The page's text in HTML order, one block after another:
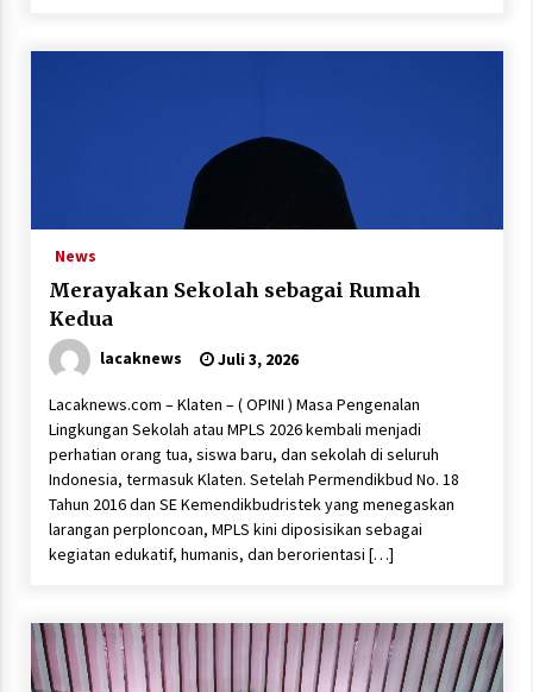
News
Merayakan Sekolah sebagai Rumah
Kedua
lacaknews Juli 3, 2026
Lacaknews.com – Klaten – ( OPINI ) Masa Pengenalan
Lingkungan Sekolah atau MPLS 2026 kembali menjadi
perhatian orang tua, siswa baru, dan sekolah di seluruh
Indonesia, termasuk Klaten. Setelah Permendikbud No. 18
Tahun 2016 dan SE Kemendikbudristek yang menegaskan
larangan perploncoan, MPLS kini diposisikan sebagai
kegiatan edukatif, humanis, dan berorientasi […]